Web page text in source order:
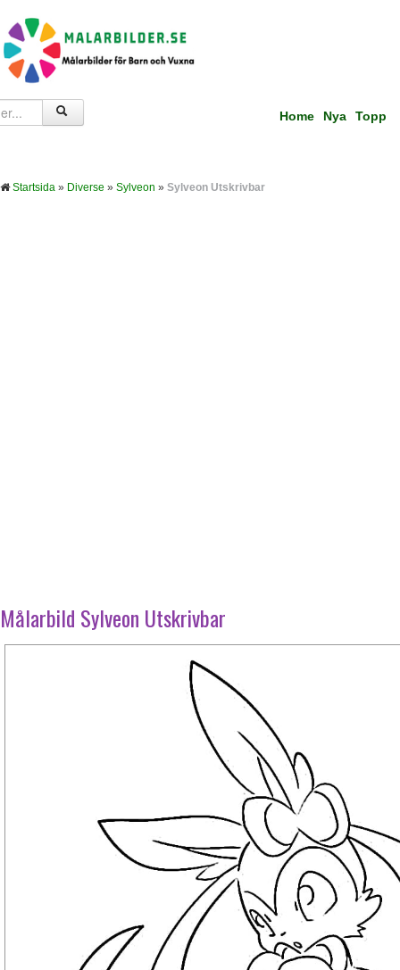
Home Nya Topp
Startsida » Diverse » Sylveon » Sylveon Utskrivbar
Målarbild Sylveon Utskrivbar